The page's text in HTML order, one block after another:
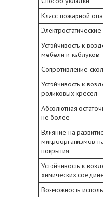
Класс пожарной
Электростатические
Устойчивость к
мебели и каблуков
Сопротивление
Устойчивость к
роликовых кресел
Абсолютная
не более
Влияние на
микроорганизмов
покрытия
Устойчивость к
химических
Возможность